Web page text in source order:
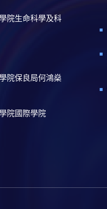
院生命科學及科
院保良局何鴻燊
院國際學院